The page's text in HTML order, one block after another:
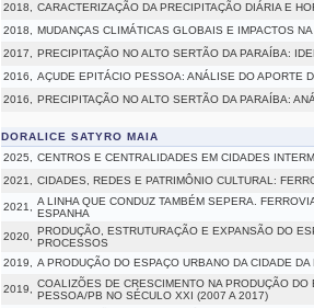
2018,
CARACTERIZAÇÃO DA PRECIPITAÇÃO DIÁRIA E
2018,
MUDANÇAS CLIMÁTICAS GLOBAIS E IMPACTOS
2017,
PRECIPITAÇÃO NO ALTO SERTÃO DA PARAÍBA:
2016,
AÇUDE EPITÁCIO PESSOA: ANÁLISE DO APORTE
2016,
PRECIPITAÇÃO NO ALTO SERTÃO DA PARAÍBA:
DORALICE SATYRO MAIA
2025,
CENTROS E CENTRALIDADES EM CIDADES
2021,
CIDADES, REDES E PATRIMÔNIO CULTURAL:
2021,
A LINHA QUE CONDUZ TAMBÉM SEPERA.
ESPANHA
2020,
PRODUÇÃO, ESTRUTURAÇÃO E EXPANSÃO DO
PROCESSOS
2019,
A PRODUÇÃO DO ESPAÇO URBANO DA CIDADE
2019,
COALIZÕES DE CRESCIMENTO NA PRODUÇÃO
PESSOA/PB NO SÉCULO XXI (2007 A 2017)